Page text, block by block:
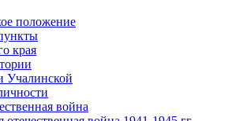
положение
края
Учалинской
война